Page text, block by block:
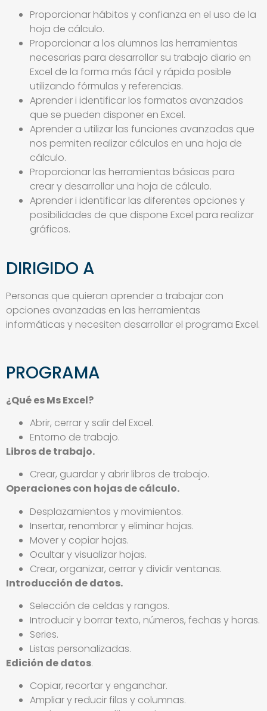
Proporcionar hábitos y confianza en el uso de la
hoja de cálculo.
Proporcionar a los alumnos las herramientas
necesarias para desarrollar su trabajo diario en
Excel de la forma más fácil y rápida posible
utilizando fórmulas y referencias.
Aprender i identificar los formatos avanzados
que se pueden disponer en Excel.
Aprender a utilizar las funciones avanzadas que
nos permiten realizar cálculos en una hoja de
cálculo.
Proporcionar las herramientas básicas para
crear y desarrollar una hoja de cálculo.
Aprender i identificar las diferentes opciones y
posibilidades de que dispone Excel para realizar
gráficos.
DIRIGIDO A
Personas que quieran aprender a trabajar con
opciones avanzadas en las herramientas
informáticas y necesiten desarrollar el programa Excel.
PROGRAMA
¿Qué es Ms Excel?
Abrir, cerrar y salir del Excel.
Entorno de trabajo.
Libros de trabajo.
Crear, guardar y abrir libros de trabajo.
Operaciones con hojas de cálculo.
Desplazamientos y movimientos.
Insertar, renombrar y eliminar hojas.
Mover y copiar hojas.
Ocultar y visualizar hojas.
Crear, organizar, cerrar y dividir ventanas.
Introducción de datos.
Selección de celdas y rangos.
Introducir y borrar texto, números, fechas y horas.
Series.
Listas personalizadas.
Edición de datos.
Copiar, recortar y enganchar.
Ampliar y reducir filas y columnas.